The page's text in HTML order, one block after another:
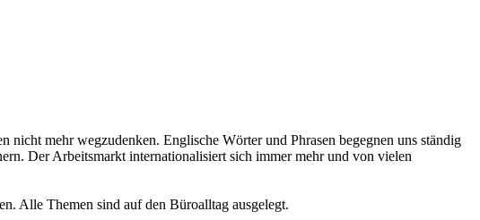
mehr wegzudenken. Englische Wörter und Phrasen begegnen uns ständig
Der Arbeitsmarkt internationalisiert sich immer mehr und von vielen
Alle Themen sind auf den Büroalltag ausgelegt.